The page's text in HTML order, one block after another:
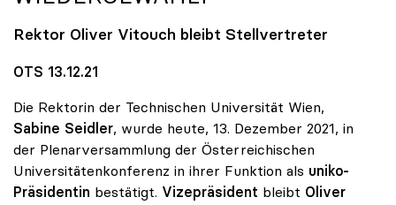
Rektor Oliver Vitouch bleibt Stellvertreter
OTS 13.12.21
Die Rektorin der Technischen Universität Wien,
Sabine Seidler, wurde heute, 13. Dezember 2021, in
der Plenarversammlung der Österreichischen
Universitätenkonferenz in ihrer Funktion als uniko-
Präsidentin bestätigt. Vizepräsident bleibt Oliver